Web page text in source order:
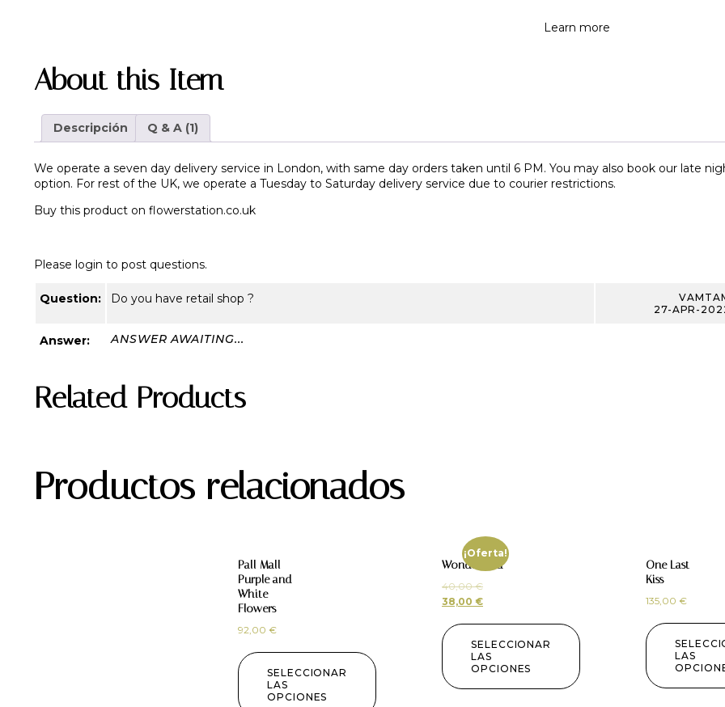
Learn more
About this Item
Descripción Q & A (1)
We operate a seven day delivery service in London, with same day orders taken until 6 PM. You may also book our late
option. For rest of the UK, we operate a Tuesday to Saturday delivery service due to courier restrictions.
Buy this product on flowerstation.co.uk
Please login to post questions.
Question: Do you have retail shop ?
27-APR-
Answer: ANSWER AWAITING...
Related Products
Productos relacionados
Pall Mall
Purple and
White
Flowers
92,00 €
SELECCIONAR
LAS
OPCIONES
¡Oferta!
Wonderland
40,00€
38,00 €
SELECCIONAR
LAS
OPCIONES
One Last
Kiss
135,00 €
LAS